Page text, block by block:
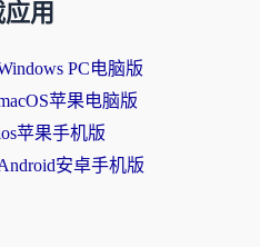
应用
PC电脑版
苹果电脑版
苹果手机版
安卓手机版